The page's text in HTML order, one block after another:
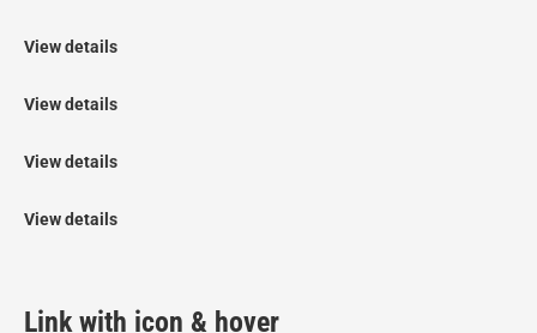
View details
View details
View details
View details
Link with icon & hover